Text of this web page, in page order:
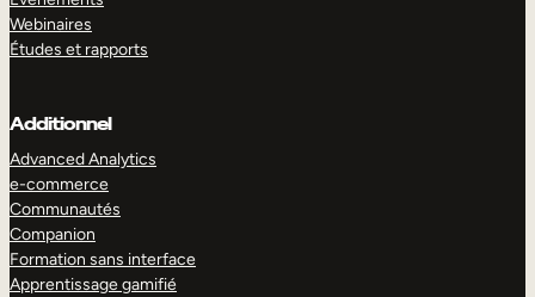
Webinaires
Études et rapports
Additionnel
Advanced Analytics
e-commerce
Communautés
Companion
Formation sans interface
Apprentissage gamifié